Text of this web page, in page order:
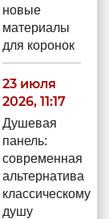
новые
материалы
для коронок
23 июля
2026, 11:17
Душевая
панель:
современная
альтернатива
классическому
душу